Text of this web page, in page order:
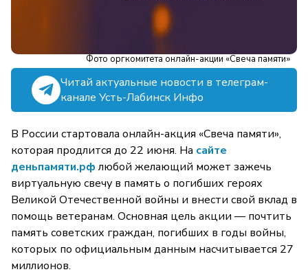
Фото оргкомитета онлайн-акции «Свеча памяти»
Читай актуальные новости в телеграм-
канале Усть-Лабинск Инфо
В России стартовала онлайн-акция «Свеча памяти»,
которая продлится до 22 июня. На сайте
деньпамяти.рф любой желающий может зажечь
виртуальную свечу в память о погибших героях
Великой Отечественной войны и внести свой вклад в
помощь ветеранам. Основная цель акции — почтить
память советских граждан, погибших в годы войны,
которых по официальным данным насчитывается 27
миллионов.